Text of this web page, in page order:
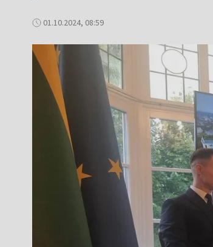
01.10.2024, 08:59